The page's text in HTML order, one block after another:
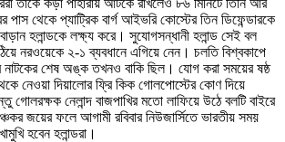
তাকে কড়া পাহারায় আটকে রাখলেও ৮৬ মিনিটে তিনি আর
থেকে প্যাট্রিক বার্গ আইভরি কোস্টের তিন ডিফেন্ডারকে
হলান্ডকে লক্ষ্য করে। সুযোগসন্ধানী হলান্ড সেই বল
নরওয়েকে ২-১ ব্যবধানে এগিয়ে নেন। চলতি বিশ্বকাপে
শেষ অঙ্ক তখনও বাকি ছিল। যোগ করা সময়ের ষষ্ঠ
নেওয়া দিয়ালোর ফ্রি কিক গোলপোস্টের কোণ দিয়ে
গোলরক্ষক নেলান্দ বাজপাখির মতো লাফিয়ে উঠে বলটি বাইরে
জয়ের ফলে আগামী রবিবার নিউজার্সিতে ভারতীয় সময়
হবেন হলান্ডরা।